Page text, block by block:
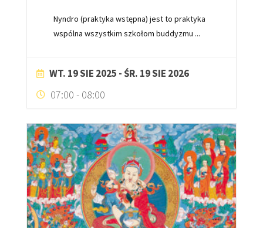
Nyndro (praktyka wstępna) jest to praktyka
wspólna wszystkim szkołom buddyzmu ...
WT. 19 SIE 2025 - ŚR. 19 SIE 2026
07:00 - 08:00